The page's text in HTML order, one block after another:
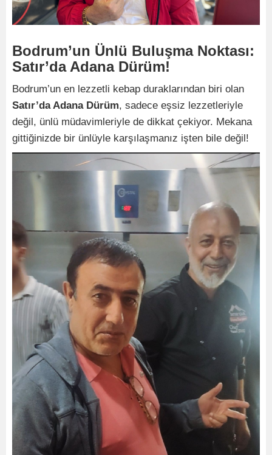
Bodrum’un Ünlü Buluşma Noktası:
Satır’da Adana Dürüm!
Bodrum’un en lezzetli kebap duraklarından biri olan
Satır’da Adana Dürüm, sadece eşsiz lezzetleriyle
değil, ünlü müdavimleriyle de dikkat çekiyor. Mekana
gittiğinizde bir ünlüyle karşılaşmanız işten bile değil!